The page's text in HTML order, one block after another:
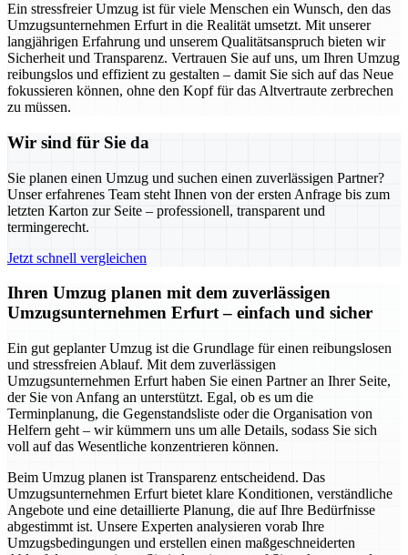
Ein stressfreier Umzug ist für viele Menschen ein Wunsch, den das
Umzugsunternehmen Erfurt in die Realität umsetzt. Mit unserer
langjährigen Erfahrung und unserem Qualitätsanspruch bieten wir
Sicherheit und Transparenz. Vertrauen Sie auf uns, um Ihren Umzug
reibungslos und effizient zu gestalten – damit Sie sich auf das Neue
fokussieren können, ohne den Kopf für das Altvertraute zerbrechen
zu müssen.
Wir sind für Sie da
Sie planen einen Umzug und suchen einen zuverlässigen Partner?
Unser erfahrenes Team steht Ihnen von der ersten Anfrage bis zum
letzten Karton zur Seite – professionell, transparent und
termingerecht.
Jetzt schnell vergleichen
Ihren Umzug planen mit dem zuverlässigen
Umzugsunternehmen Erfurt – einfach und sicher
Ein gut geplanter Umzug ist die Grundlage für einen reibungslosen
und stressfreien Ablauf. Mit dem zuverlässigen
Umzugsunternehmen Erfurt haben Sie einen Partner an Ihrer Seite,
der Sie von Anfang an unterstützt. Egal, ob es um die
Terminplanung, die Gegenstandsliste oder die Organisation von
Helfern geht – wir kümmern uns um alle Details, sodass Sie sich
voll auf das Wesentliche konzentrieren können.
Beim Umzug planen ist Transparenz entscheidend. Das
Umzugsunternehmen Erfurt bietet klare Konditionen, verständliche
Angebote und eine detaillierte Planung, die auf Ihre Bedürfnisse
abgestimmt ist. Unsere Experten analysieren vorab Ihre
Umzugsbedingungen und erstellen einen maßgeschneiderten